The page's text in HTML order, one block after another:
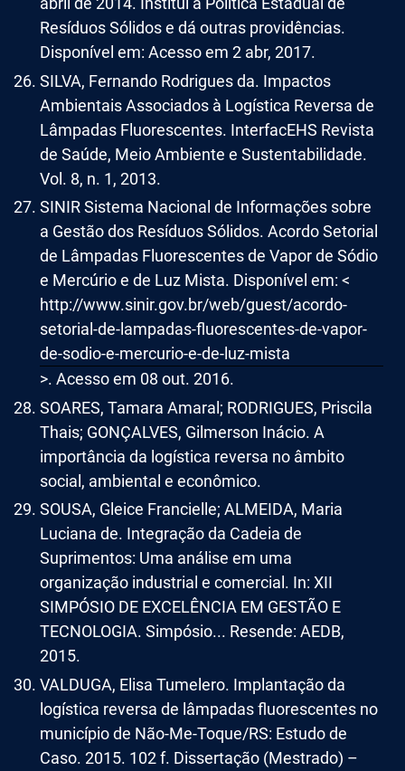
Resíduos Sólidos e dá outras providências.
Disponível em: Acesso em 2 abr, 2017.
SILVA, Fernando Rodrigues da. Impactos
Ambientais Associados à Logística Reversa de
Lâmpadas Fluorescentes. InterfacEHS Revista
de Saúde, Meio Ambiente e Sustentabilidade.
Vol. 8, n. 1, 2013.
SINIR Sistema Nacional de Informações sobre
a Gestão dos Resíduos Sólidos. Acordo Setorial
de Lâmpadas Fluorescentes de Vapor de Sódio
e Mercúrio e de Luz Mista. Disponível em: <
http://www.sinir.gov.br/web/guest/acordo-
setorial-de-lampadas-fluorescentes-de-vapor-
de-sodio-e-mercurio-e-de-luz-mista
>. Acesso em 08 out. 2016.
SOARES, Tamara Amaral; RODRIGUES, Priscila
Thais; GONÇALVES, Gilmerson Inácio. A
importância da logística reversa no âmbito
social, ambiental e econômico.
SOUSA, Gleice Francielle; ALMEIDA, Maria
Luciana de. Integração da Cadeia de
Suprimentos: Uma análise em uma
organização industrial e comercial. In: XII
SIMPÓSIO DE EXCELÊNCIA EM GESTÃO E
TECNOLOGIA. Simpósio... Resende: AEDB,
2015.
VALDUGA, Elisa Tumelero. Implantação da
logística reversa de lâmpadas fluorescentes no
município de Não-Me-Toque/RS: Estudo de
Caso. 2015. 102 f. Dissertação (Mestrado) –